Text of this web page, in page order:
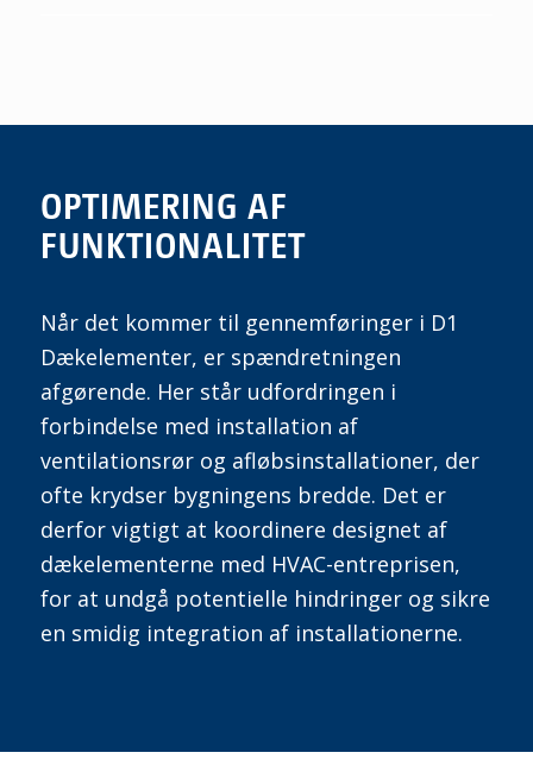
OPTIMERING AF
FUNKTIONALITET
Når det kommer til gennemføringer i D1
Dækelementer, er spændretningen
afgørende. Her står udfordringen i
forbindelse med installation af
ventilationsrør og afløbsinstallationer, der
ofte krydser bygningens bredde. Det er
derfor vigtigt at koordinere designet af
dækelementerne med HVAC-entreprisen,
for at undgå potentielle hindringer og sikre
en smidig integration af installationerne.